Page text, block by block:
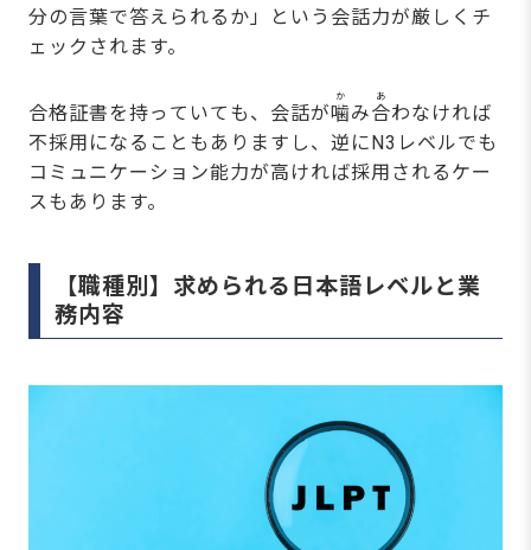
分の言葉で答えられるか」という会話力が厳しくチ
ェックされます。
合格証書を持っていても、会話が噛
か
み合
あ
わなければ
不採用になることもありますし、逆にN3レベルでも
コミュニケーション能力が高ければ採用されるケー
スもあります。
【職種別】求められる日本語レベルと業
務内容